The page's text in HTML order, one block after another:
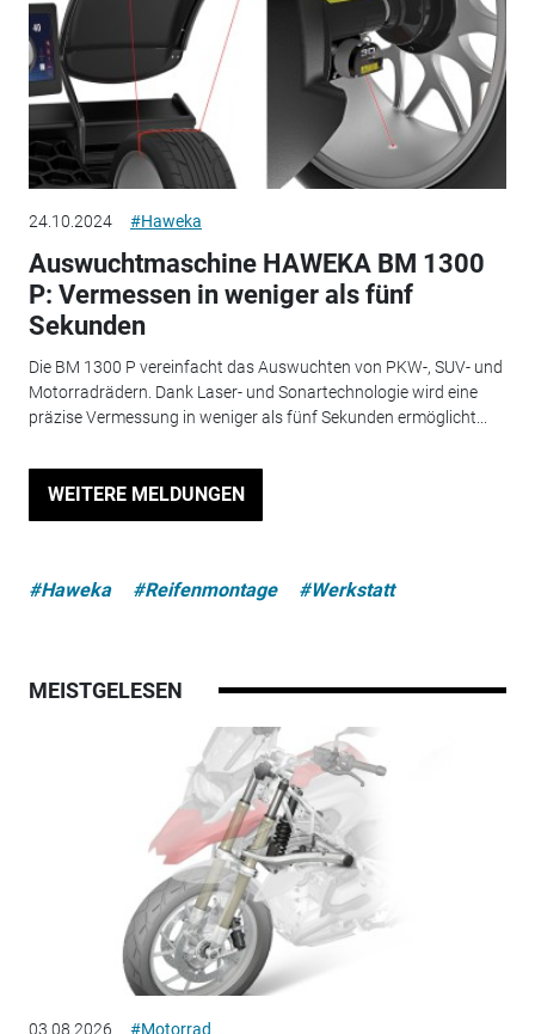
24.10.2024 #Haweka
Auswuchtmaschine HAWEKA BM 1300
P: Vermessen in weniger als fünf
Sekunden
Die BM 1300 P vereinfacht das Auswuchten von PKW-, SUV- und
Motorradrädern. Dank Laser- und Sonartechnologie wird eine
präzise Vermessung in weniger als fünf Sekunden ermöglicht...
WEITERE MELDUNGEN
#Haweka #Reifenmontage #Werkstatt
MEISTGELESEN
03.08.2026 #Motorrad